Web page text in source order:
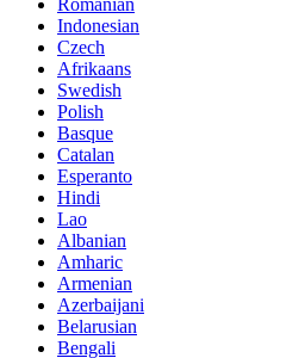
Indonesian
Czech
Afrikaans
Swedish
Polish
Basque
Catalan
Esperanto
Hindi
Lao
Albanian
Amharic
Armenian
Azerbaijani
Belarusian
Bengali